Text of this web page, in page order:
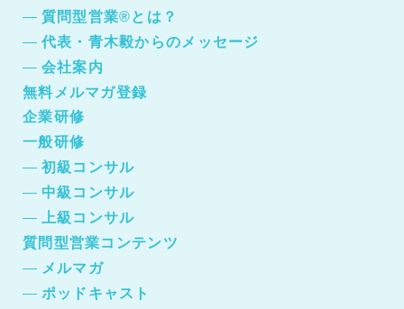
質問型営業®とは？
代表・青木毅からのメッセージ
会社案内
無料メルマガ登録
企業研修
一般研修
初級コンサル
中級コンサル
上級コンサル
質問型営業コンテンツ
メルマガ
ポッドキャスト